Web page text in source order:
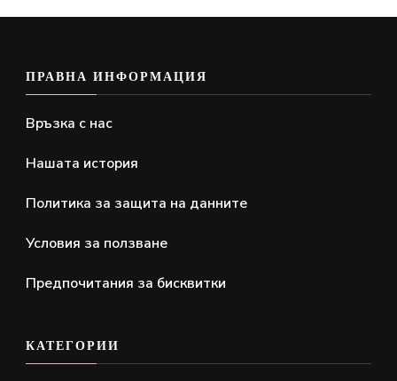
ПРАВНА ИНФОРМАЦИЯ
Връзка с нас
Нашата история
Политика за защита на данните
Условия за ползване
Предпочитания за бисквитки
КАТЕГОРИИ